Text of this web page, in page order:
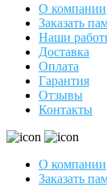
О компании
Заказать
Наши
Доставка
Оплата
Гарантия
Отзывы
Контакты
О компании
Заказать